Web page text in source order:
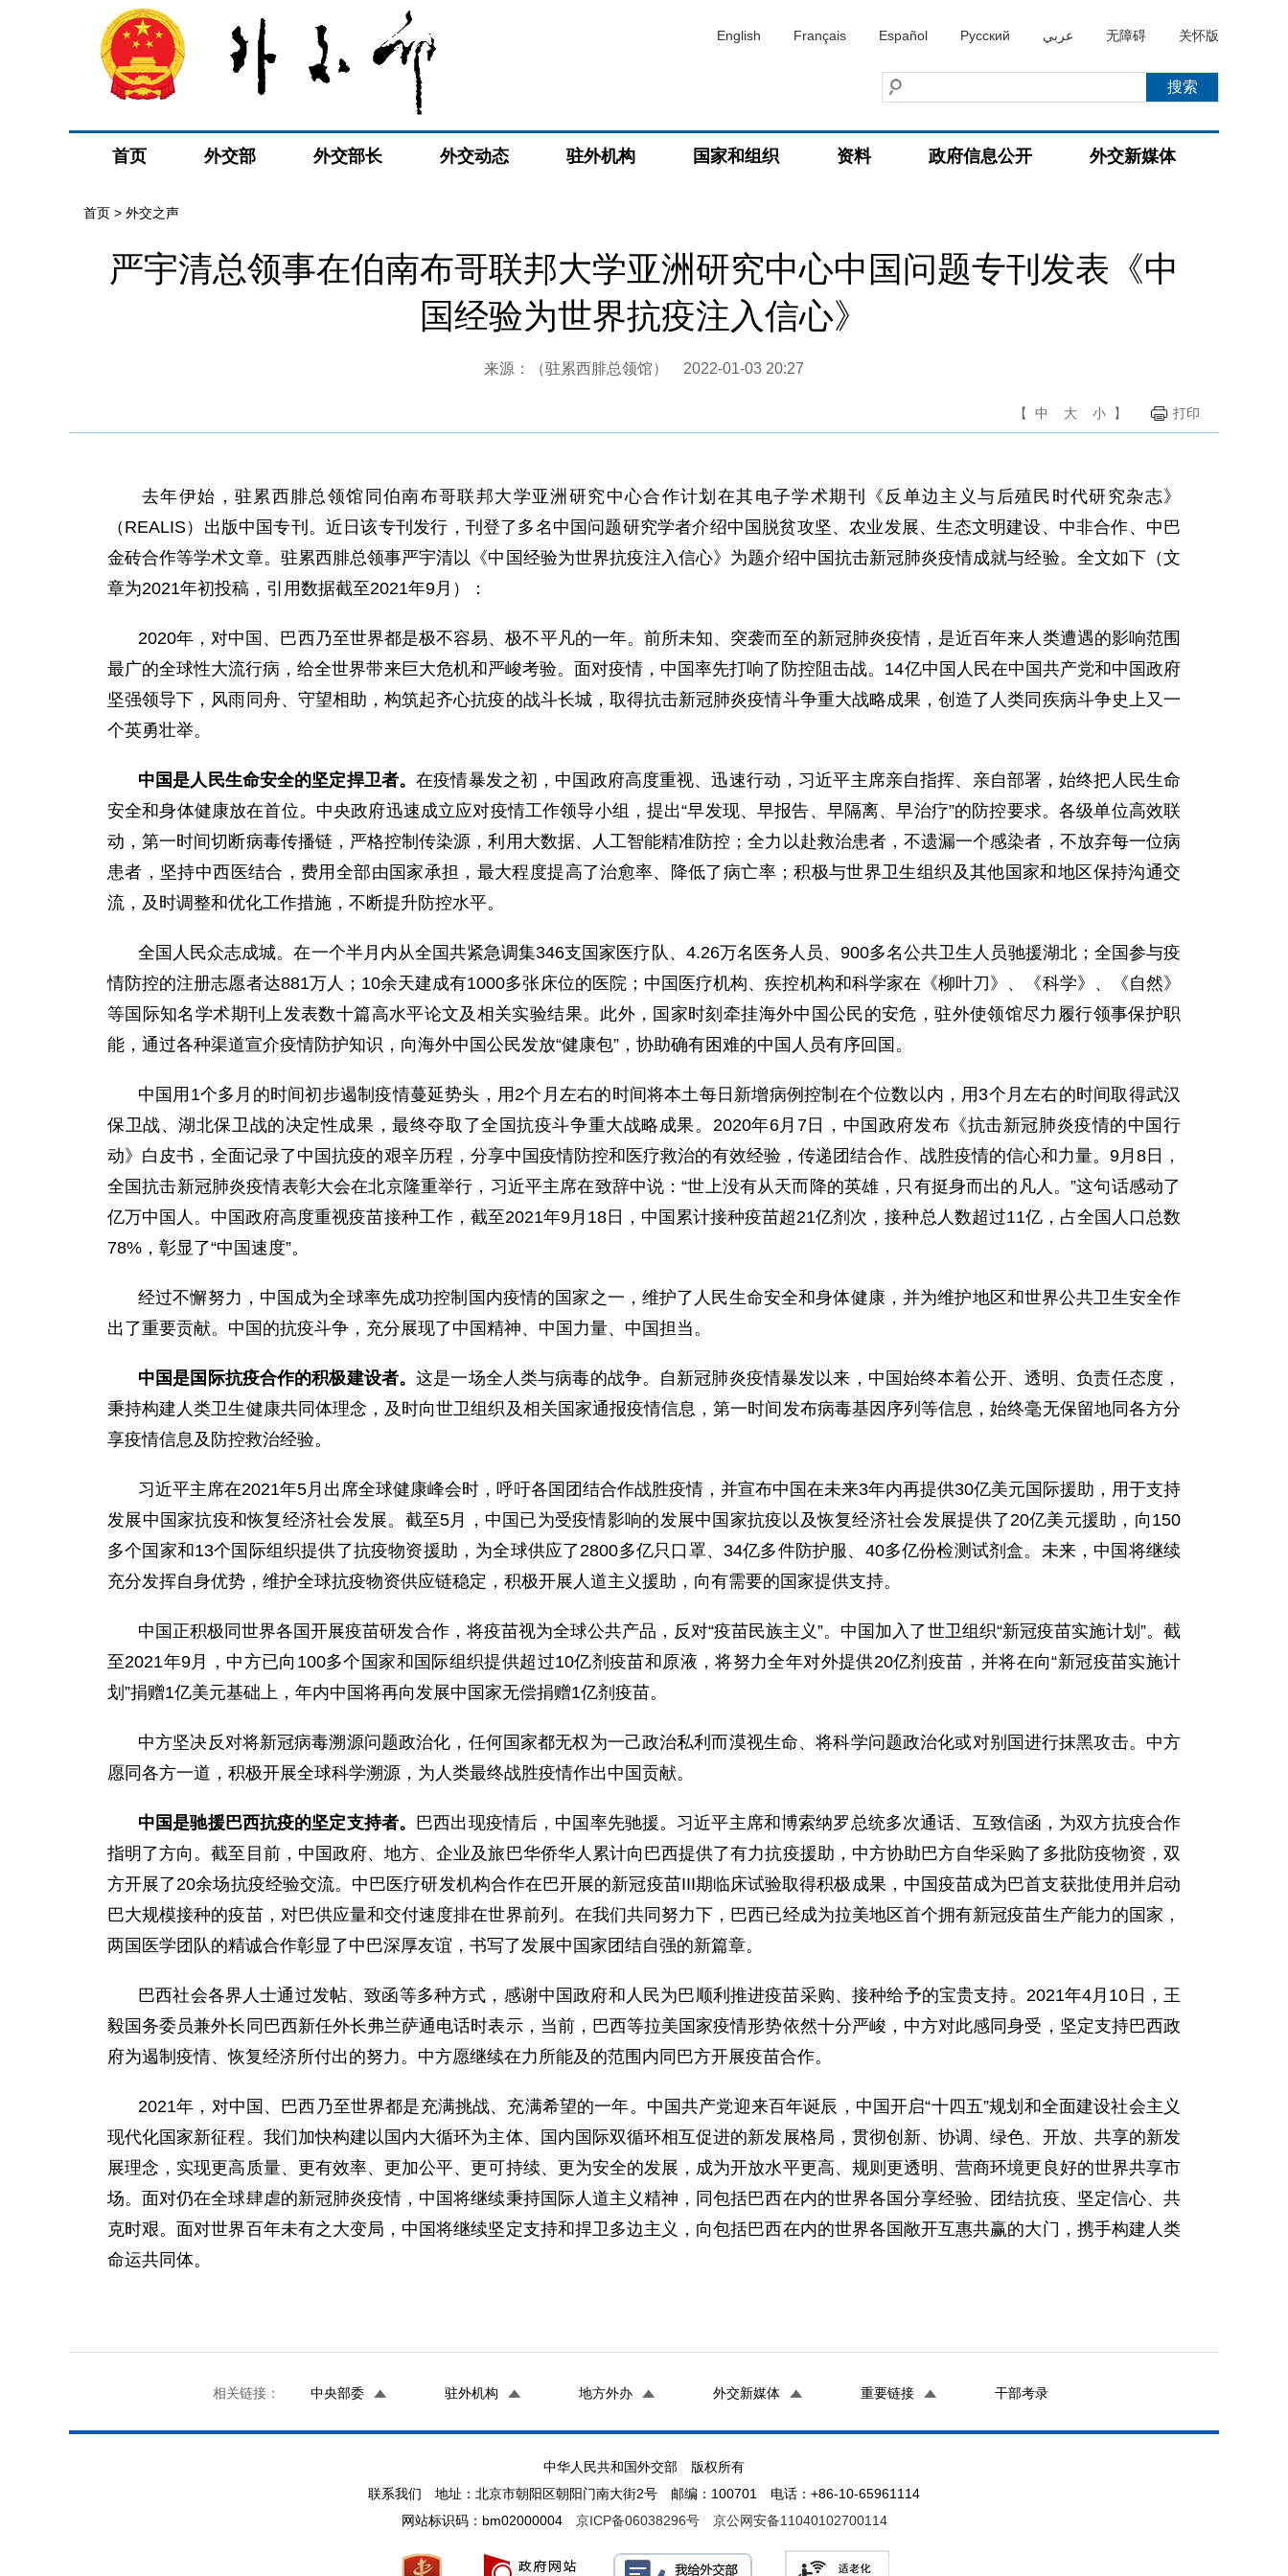
English Français Español Русский عربي 无障碍 关怀版
首页 外交部 外交部长 外交动态 驻外机构 国家和组织 资料 政府信息公开 外交新媒体
首页 > 外交之声
严宇清总领事在伯南布哥联邦大学亚洲研究中心中国问题专刊发表《中
国经验为世界抗疫注入信心》
来源：（驻累西腓总领馆） 2022-01-03 20:27
【 中 大 小 】 打印
去年伊始，驻累西腓总领馆同伯南布哥联邦大学亚洲研究中心合作计划在其电子学术期刊《反单边主义与后殖民时代研究杂志》
（REALIS）出版中国专刊。近日该专刊发行，刊登了多名中国问题研究学者介绍中国脱贫攻坚、农业发展、生态文明建设、中非合作、中巴
金砖合作等学术文章。驻累西腓总领事严宇清以《中国经验为世界抗疫注入信心》为题介绍中国抗击新冠肺炎疫情成就与经验。 全文如下（文
章为2021年初投稿，引用数据截至2021年9月）：
2020年，对中国、巴西乃至世界都是极不容易、极不平凡的一年。前所未知、突袭而至的新冠肺炎疫情，是近百年来人类遭遇的影响范围
最广的全球性大流行病，给全世界带来巨大危机和严峻考验。面对疫情，中国率先打响了防控阻击战。14亿中国人民在中国共产党和中国政府
坚强领导下，风雨同舟、守望相助，构筑起齐心抗疫的战斗长城，取得抗击新冠肺炎疫情斗争重大战略成果，创造了人类同疾病斗争史上又一
个英勇壮举。
中国是人民生命安全的坚定捍卫者。在疫情暴发之初，中国政府高度重视、迅速行动，习近平主席亲自指挥、亲自部署，始终把人民生命
安全和身体健康放在首位。中央政府迅速成立应对疫情工作领导小组，提出“早发现、早报告、早隔离、早治疗”的防控要求。各级单位高效联
动，第一时间切断病毒传播链，严格控制传染源，利用大数据、人工智能精准防控；全力以赴救治患者，不遗漏一个感染者，不放弃每一位病
患者，坚持中西医结合，费用全部由国家承担，最大程度提高了治愈率、降低了病亡率；积极与世界卫生组织及其他国家和地区保持沟通交
流，及时调整和优化工作措施，不断提升防控水平。
全国人民众志成城。在一个半月内从全国共紧急调集346支国家医疗队、4.26万名医务人员、900多名公共卫生人员驰援湖北；全国参与疫
情防控的注册志愿者达881万人；10余天建成有1000多张床位的医院；中国医疗机构、疾控机构和科学家在《柳叶刀》、《科学》、《自然》
等国际知名学术期刊上发表数十篇高水平论文及相关实验结果。此外，国家时刻牵挂海外中国公民的安危，驻外使领馆尽力履行领事保护职
能，通过各种渠道宣介疫情防护知识，向海外中国公民发放“健康包”，协助确有困难的中国人员有序回国。
中国用1个多月的时间初步遏制疫情蔓延势头，用2个月左右的时间将本土每日新增病例控制在个位数以内，用3个月左右的时间取得武汉
保卫战、湖北保卫战的决定性成果，最终夺取了全国抗疫斗争重大战略成果。2020年6月7日，中国政府发布《抗击新冠肺炎疫情的中国行
动》白皮书，全面记录了中国抗疫的艰辛历程，分享中国疫情防控和医疗救治的有效经验，传递团结合作、战胜疫情的信心和力量。9月8日，
全国抗击新冠肺炎疫情表彰大会在北京隆重举行，习近平主席在致辞中说：“世上没有从天而降的英雄，只有挺身而出的凡人。”这句话感动了
亿万中国人。中国政府高度重视疫苗接种工作，截至2021年9月18日，中国累计接种疫苗超21亿剂次，接种总人数超过11亿，占全国人口总数
78%，彰显了“中国速度”。
经过不懈努力，中国成为全球率先成功控制国内疫情的国家之一，维护了人民生命安全和身体健康，并为维护地区和世界公共卫生安全作
出了重要贡献。中国的抗疫斗争，充分展现了中国精神、中国力量、中国担当。
中国是国际抗疫合作的积极建设者。这是一场全人类与病毒的战争。自新冠肺炎疫情暴发以来，中国始终本着公开、透明、负责任态度，
秉持构建人类卫生健康共同体理念，及时向世卫组织及相关国家通报疫情信息，第一时间发布病毒基因序列等信息，始终毫无保留地同各方分
享疫情信息及防控救治经验。
习近平主席在2021年5月出席全球健康峰会时，呼吁各国团结合作战胜疫情，并宣布中国在未来3年内再提供30亿美元国际援助，用于支持
发展中国家抗疫和恢复经济社会发展。截至5月，中国已为受疫情影响的发展中国家抗疫以及恢复经济社会发展提供了20亿美元援助，向150
多个国家和13个国际组织提供了抗疫物资援助，为全球供应了2800多亿只口罩、34亿多件防护服、40多亿份检测试剂盒。未来，中国将继续
充分发挥自身优势，维护全球抗疫物资供应链稳定，积极开展人道主义援助，向有需要的国家提供支持。
中国正积极同世界各国开展疫苗研发合作，将疫苗视为全球公共产品，反对“疫苗民族主义”。中国加入了世卫组织“新冠疫苗实施计划”。截
至2021年9月，中方已向100多个国家和国际组织提供超过10亿剂疫苗和原液，将努力全年对外提供20亿剂疫苗，并将在向“新冠疫苗实施计
划”捐赠1亿美元基础上，年内中国将再向发展中国家无偿捐赠1亿剂疫苗。
中方坚决反对将新冠病毒溯源问题政治化，任何国家都无权为一己政治私利而漠视生命、将科学问题政治化或对别国进行抹黑攻击。中方
愿同各方一道，积极开展全球科学溯源，为人类最终战胜疫情作出中国贡献。
中国是驰援巴西抗疫的坚定支持者。
巴西出现疫情后，中国率先驰援。习近平主席和博索纳罗总统多次通话、互致信函，为双方抗疫合作
指明了方向。截至目前，中国政府、地方、企业及旅巴华侨华人累计向巴西提供了有力抗疫援助，中方协助巴方自华采购了多批防疫物资，双
方开展了20余场抗疫经验交流。中巴医疗研发机构合作在巴开展的新冠疫苗III期临床试验取得积极成果，中国疫苗成为巴首支获批使用并启动
巴大规模接种的疫苗，对巴供应量和交付速度排在世界前列。在我们共同努力下，巴西已经成为拉美地区首个拥有新冠疫苗生产能力的国家，
两国医学团队的精诚合作彰显了中巴深厚友谊，书写了发展中国家团结自强的新篇章。
巴西社会各界人士通过发帖、致函等多种方式，感谢中国政府和人民为巴顺利推进疫苗采购、接种给予的宝贵支持。2021年4月10日，王
毅国务委员兼外长同巴西新任外长弗兰萨通电话时表示，当前，巴西等拉美国家疫情形势依然十分严峻，中方对此感同身受，坚定支持巴西政
府为遏制疫情、恢复经济所付出的努力。中方愿继续在力所能及的范围内同巴方开展疫苗合作。
2021年，对中国、巴西乃至世界都是充满挑战、充满希望的一年。中国共产党迎来百年诞辰，中国开启“十四五”规划和全面建设社会主义
现代化国家新征程。我们加快构建以国内大循环为主体、国内国际双循环相互促进的新发展格局，贯彻创新、协调、绿色、开放、共享的新发
展理念，实现更高质量、更有效率、更加公平、更可持续、更为安全的发展，成为开放水平更高、规则更透明、营商环境更良好的世界共享市
场。面对仍在全球肆虐的新冠肺炎疫情，中国将继续秉持国际人道主义精神，同包括巴西在内的世界各国分享经验、团结抗疫、坚定信心、共
克时艰。面对世界百年未有之大变局，中国将继续坚定支持和捍卫多边主义，向包括巴西在内的世界各国敞开互惠共赢的大门，携手构建人类
命运共同体。
相关链接： 中央部委 驻外机构 地方外办 外交新媒体 重要链接 干部考录
中华人民共和国外交部 版权所有
联系我们 地址：北京市朝阳区朝阳门南大街2号 邮编：100701 电话：+86-10-65961114
网站标识码：bm02000004 京ICP备06038296号 京公网安备11040102700114